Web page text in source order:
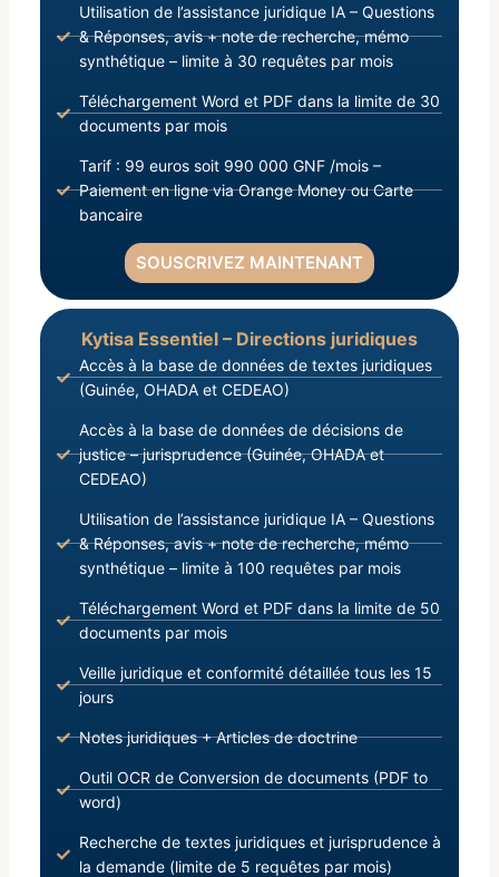
Utilisation de l’assistance juridique IA – Questions
& Réponses, avis + note de recherche, mémo
synthétique – limite à 30 requêtes par mois
Téléchargement Word et PDF dans la limite de 30
documents par mois
Tarif : 99 euros soit 990 000 GNF /mois –
Paiement en ligne via Orange Money ou Carte
bancaire
SOUSCRIVEZ MAINTENANT
Kytisa Essentiel – Directions juridiques
Accès à la base de données de textes juridiques
(Guinée, OHADA et CEDEAO)
Accès à la base de données de décisions de
justice – jurisprudence (Guinée, OHADA et
CEDEAO)
Utilisation de l’assistance juridique IA – Questions
& Réponses, avis + note de recherche, mémo
synthétique – limite à 100 requêtes par mois
Téléchargement Word et PDF dans la limite de 50
documents par mois
Veille juridique et conformité détaillée tous les 15
jours
Notes juridiques + Articles de doctrine
Outil OCR de Conversion de documents (PDF to
word)
Recherche de textes juridiques et jurisprudence à
la demande (limite de 5 requêtes par mois)